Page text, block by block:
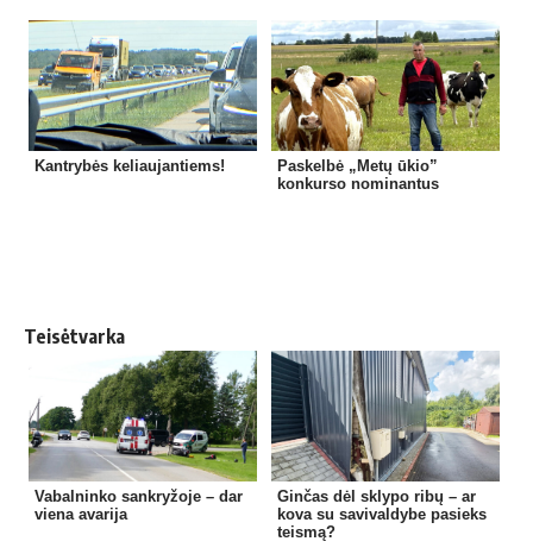
Kantrybės keliaujantiems!
Paskelbė „Metų ūkio”
konkurso nominantus
Teisėtvarka
Vabalninko sankryžoje – dar
viena avarija
Ginčas dėl sklypo ribų – ar
kova su savivaldybe pasieks
teismą?